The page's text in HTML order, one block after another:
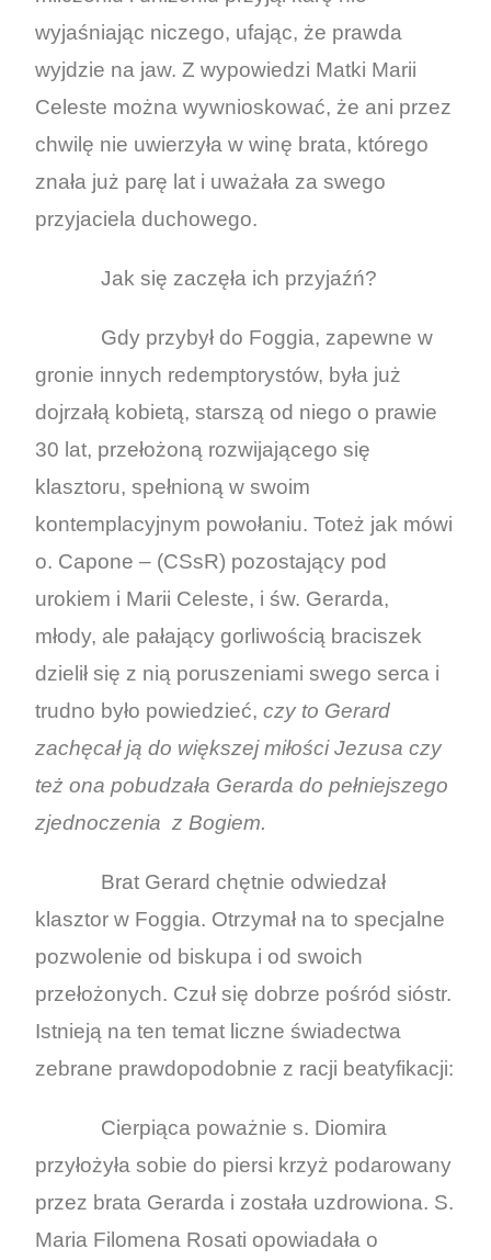
wyjaśniając niczego, ufając, że prawda
wyjdzie na jaw. Z wypowiedzi Matki Marii
Celeste można wywnioskować, że ani przez
chwilę nie uwierzyła w winę brata, którego
znała już parę lat i uważała za swego
przyjaciela duchowego.
Jak się zaczęła ich przyjaźń?
Gdy przybył do Foggia, zapewne w
gronie innych redemptorystów, była już
dojrzałą kobietą, starszą od niego o prawie
30 lat, przełożoną rozwijającego się
klasztoru, spełnioną w swoim
kontemplacyjnym powołaniu. Toteż jak mówi
o. Capone – (CSsR) pozostający pod
urokiem i Marii Celeste, i św. Gerarda,
młody, ale pałający gorliwością braciszek
dzielił się z nią poruszeniami swego serca i
trudno było powiedzieć,czy to Gerard
zachęcał ją do większej miłości Jezusa czy
też ona pobudzała Gerarda do pełniejszego
zjednoczenia z Bogiem.
Brat Gerard chętnie odwiedzał
klasztor w Foggia. Otrzymał na to specjalne
pozwolenie od biskupa i od swoich
przełożonych. Czuł się dobrze pośród sióstr.
Istnieją na ten temat liczne świadectwa
zebrane prawdopodobnie z racji beatyfikacji:
Cierpiąca poważnie s. Diomira
przyłożyła sobie do piersi krzyż podarowany
przez brata Gerarda i została uzdrowiona. S.
Maria Filomena Rosati opowiadała o